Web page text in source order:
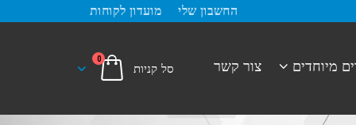
החשבון שלי מועדון לקוחות
מיוחדים צור קשר 0